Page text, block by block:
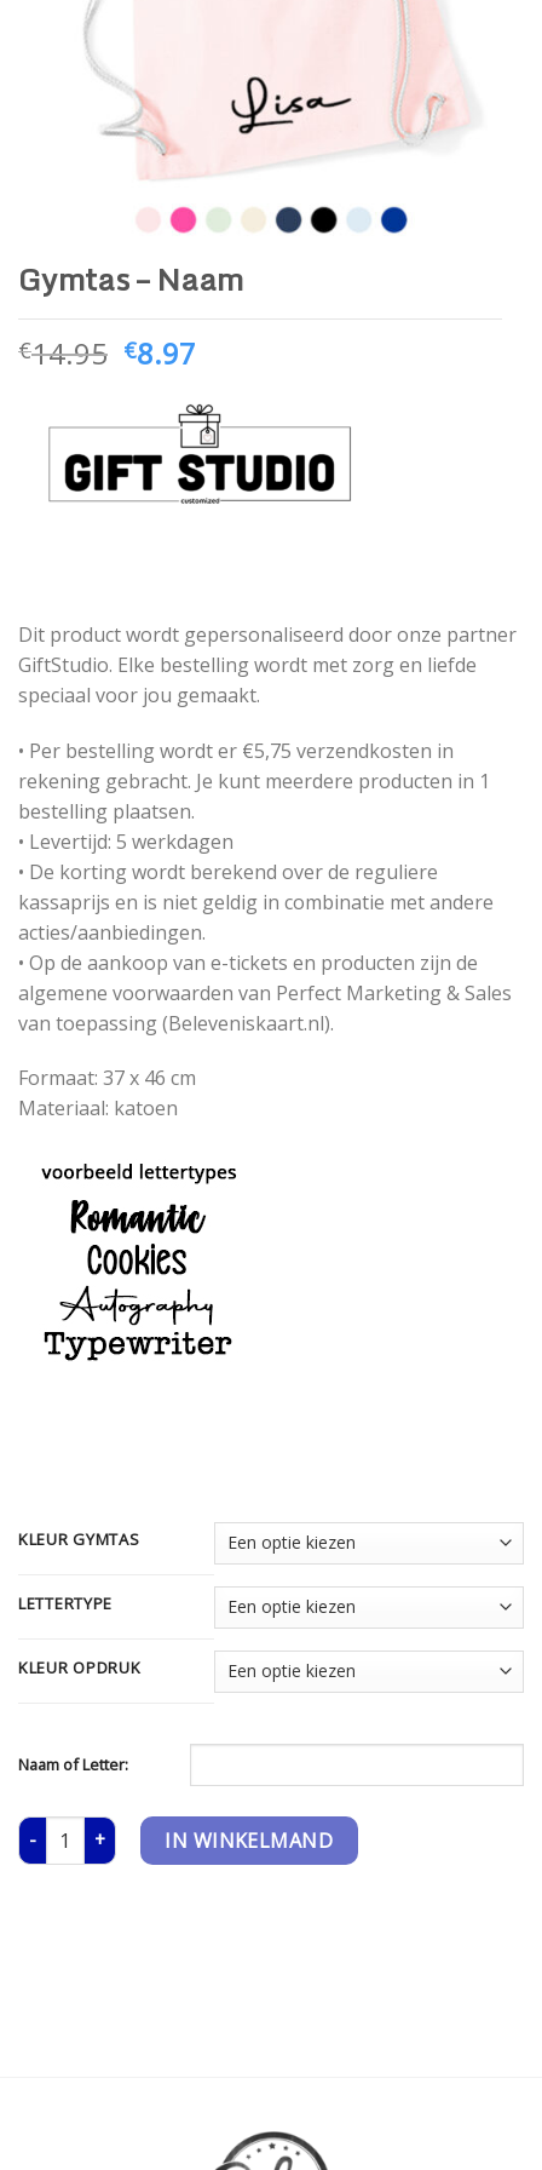
Gymtas – Naam
€14.95 €8.97
Dit product wordt gepersonaliseerd door onze partner
GiftStudio. Elke bestelling wordt met zorg en liefde
speciaal voor jou gemaakt.
• Per bestelling wordt er €5,75 verzendkosten in
rekening gebracht. Je kunt meerdere producten in 1
bestelling plaatsen.
• Levertijd: 5 werkdagen
• De korting wordt berekend over de reguliere
kassaprijs en is niet geldig in combinatie met andere
acties/aanbiedingen.
• Op de aankoop van e-tickets en producten zijn de
algemene voorwaarden van Perfect Marketing & Sales
van toepassing (Beleveniskaart.nl).
Formaat: 37 x 46 cm
Materiaal: katoen
KLEUR GYMTAS
LETTERTYPE
KLEUR OPDRUK
Naam of Letter:
Gymtas - Naam aantalIN WINKELMAND